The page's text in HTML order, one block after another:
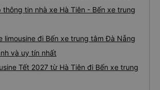
thông tin nhà xe Hà Tiên - Bến xe trung
limousine đi Bến xe trung tâm Đà Nẵng
và uy tín nhất
Tết 2027 từ Hà Tiên đi Bến xe trung